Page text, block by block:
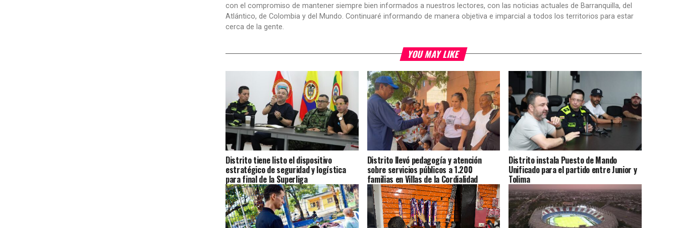
con el compromiso de mantener siempre bien informados a nuestros lectores, con las noticias actuales de Barranquilla, del
Atlántico, de Colombia y del Mundo. Continuaré informando de manera objetiva e imparcial a todos los territorios para estar
cerca de la gente.
YOU MAY LIKE
Distrito tiene listo el dispositivo
estratégico de seguridad y logística
para final de la Superliga
Distrito llevó pedagogía y atención
sobre servicios públicos a 1.200
familias en Villas de la Cordialidad
Distrito instala Puesto de Mando
Unificado para el partido entre Junior y
Tolima